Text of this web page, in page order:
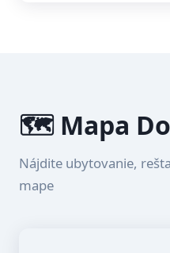
🗺️ Mapa
Nájdite ubytovanie,
mape